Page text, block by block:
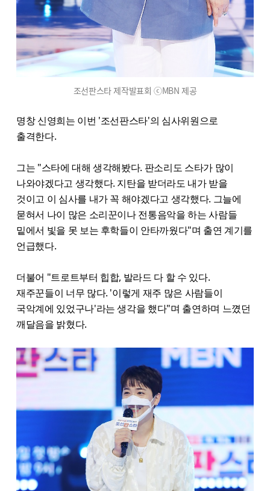
조선판스타 제작발표회 ⓒMBN 제공
명창 신영희는 이번 '조선판스타'의 심사위원으로
출격한다.
그는 "스타에 대해 생각해봤다. 판소리도 스타가 많이
나와야겠다고 생각했다. 지탄을 받더라도 내가 받을
것이고 이 심사를 내가 꼭 해야겠다고 생각했다. 그늘에
묻혀서 나이 많은 소리꾼이나 전통음악을 하는 사람들
밑에서 빛을 못 보는 후학들이 안타까웠다"며 출연 계기를
언급했다.
더불어 "트로트부터 힙합, 발라드 다 할 수 있다.
재주꾼들이 너무 많다. '이렇게 재주 많은 사람들이
국악계에 있었구나'라는 생각을 했다"며 출연하며 느꼈던
깨달음을 밝혔다.